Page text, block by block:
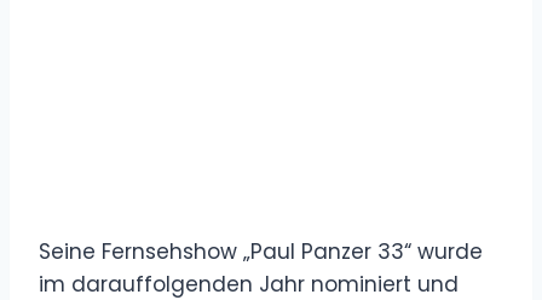
Seine Fernsehshow „Paul Panzer 33“ wurde
im darauffolgenden Jahr nominiert und